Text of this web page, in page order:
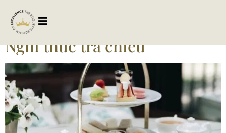
Tag:
Nghi thức trà chiều